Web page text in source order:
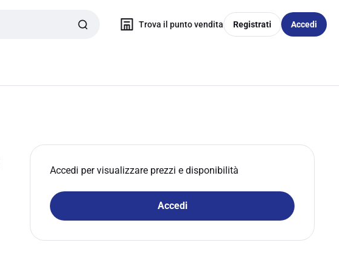
Trova il punto vendita Registrati Accedi
Accedi per visualizzare prezzi e disponibilità
Accedi